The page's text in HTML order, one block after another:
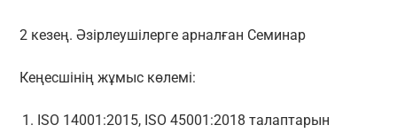
2 кезең. Әзірлеушілерге арналған Семинар
Кеңесшінің жұмыс көлемі:
ISO 14001:2015, ISO 45001:2018 талаптарын